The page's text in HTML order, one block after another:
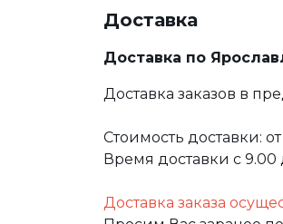
Доставка
Доставка по
Доставка заказов в
Стоимость доставки:
Время доставки с 9.00
Доставка заказа